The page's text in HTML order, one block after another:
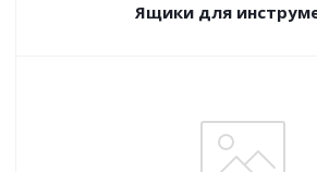
Ящики для